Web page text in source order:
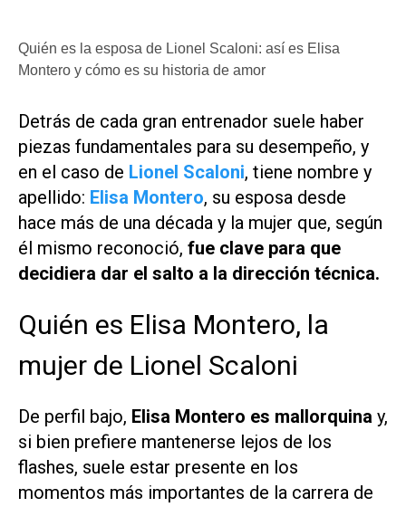
Quién es la esposa de Lionel Scaloni: así es Elisa
Montero y cómo es su historia de amor
Detrás de cada gran entrenador suele haber
piezas fundamentales para su desempeño, y
en el caso de Lionel Scaloni, tiene nombre y
apellido: Elisa Montero, su esposa desde
hace más de una década y la mujer que, según
él mismo reconoció, fue clave para que
decidiera dar el salto a la dirección técnica.
Quién es Elisa Montero, la
mujer de Lionel Scaloni
De perfil bajo, Elisa Montero es mallorquina y,
si bien prefiere mantenerse lejos de los
flashes, suele estar presente en los
momentos más importantes de la carrera de